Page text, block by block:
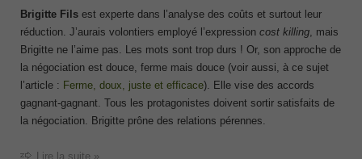
Brigitte Fils est experte dans l’analyse des coûts et surtout leur
réduction. J’aurais volontiers employé l’expression cost killing , mais
Brigitte ne l’aime pas. Les mots sont trop durs ! Or, son approche de
la négociation est douce, ferme mais douce (voir aussi, à ce sujet
l’article : Ferme, doux, juste et efficace). Elle vise des accords
gagnant-gagnant. Tous les protagonistes doivent sortir satisfaits de
la négociation. Brigitte prône des relations pérennes.
Lire la suite »